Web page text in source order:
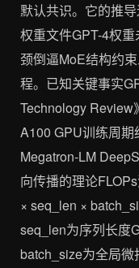
默认共识。它的推
权重文件GPT-4权
颈倒逼MoE结构约
程。已知关键事实
Technology Review
A100 GPU训练周
Megatron-LM
向传播的理论
× seq_len ×
seq_len为序列长度
batch_size为全局